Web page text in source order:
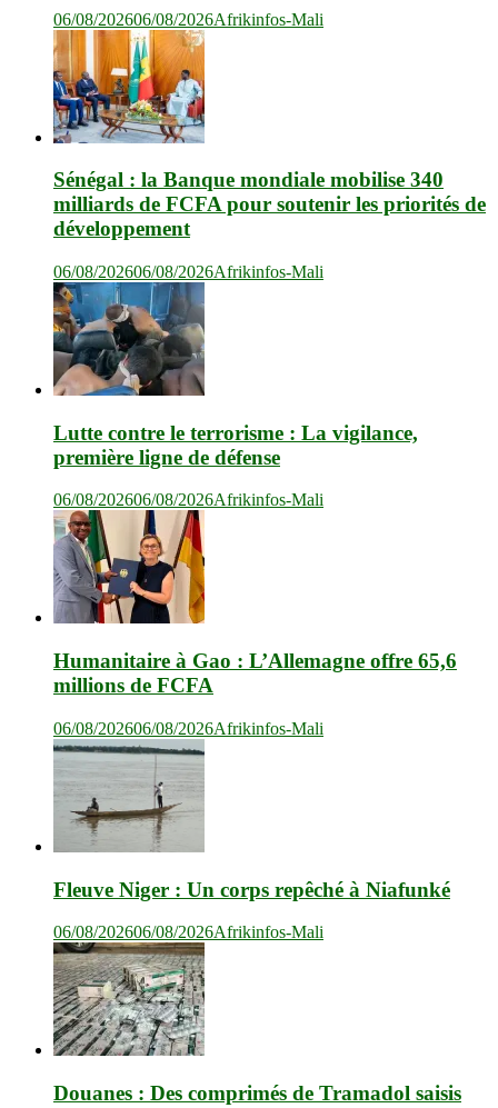
06/08/202606/08/2026Afrikinfos-Mali
Sénégal : la Banque mondiale mobilise 340
milliards de FCFA pour soutenir les priorités de
développement
06/08/202606/08/2026Afrikinfos-Mali
Lutte contre le terrorisme : La vigilance,
première ligne de défense
06/08/202606/08/2026Afrikinfos-Mali
Humanitaire à Gao : L’Allemagne offre 65,6
millions de FCFA
06/08/202606/08/2026Afrikinfos-Mali
Fleuve Niger : Un corps repêché à Niafunké
06/08/202606/08/2026Afrikinfos-Mali
Douanes : Des comprimés de Tramadol saisis